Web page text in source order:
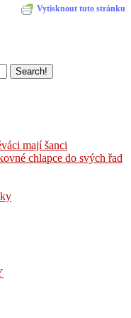
Vytisknout tuto stránku
mají šanci
chlapce do svých řad